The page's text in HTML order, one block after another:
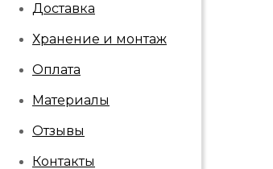
Доставка
Хранение и монтаж
Оплата
Материалы
Отзывы
Контакты